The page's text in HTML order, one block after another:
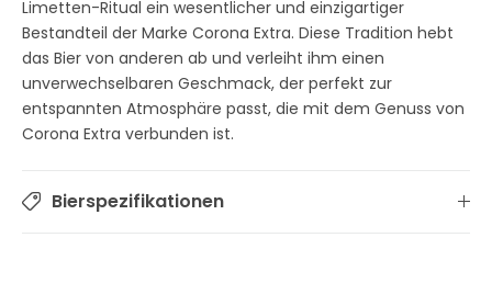
Limetten-Ritual ein wesentlicher und einzigartiger
Bestandteil der Marke Corona Extra. Diese Tradition hebt
das Bier von anderen ab und verleiht ihm einen
unverwechselbaren Geschmack, der perfekt zur
entspannten Atmosphäre passt, die mit dem Genuss von
Corona Extra verbunden ist.
Bierspezifikationen